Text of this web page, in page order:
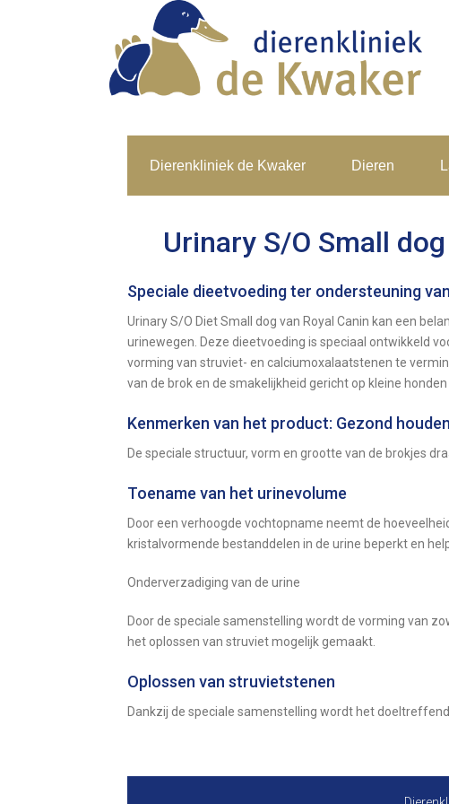
Dierenkliniek de Kwaker Dieren
Urinary S/O Small dog
Speciale dieetvoeding ter ondersteuning
Urinary S/O Diet Small dog van Royal Canin kan een
urinewegen. Deze dieetvoeding is speciaal ontwikkeld
vorming van struviet- en calciumoxalaatstenen te
van de brok en de smakelijkheid gericht op kleine honden
Kenmerken van het product: Gezond
De speciale structuur, vorm en grootte van de brokjes
Toename van het urinevolume
Door een verhoogde vochtopname neemt de
kristalvormende bestanddelen in de urine beperkt en
Onderverzadiging van de urine
Door de speciale samenstelling wordt de vorming van
het oplossen van struviet mogelijk gemaakt.
Oplossen van struvietstenen
Dankzij de speciale samenstelling wordt het